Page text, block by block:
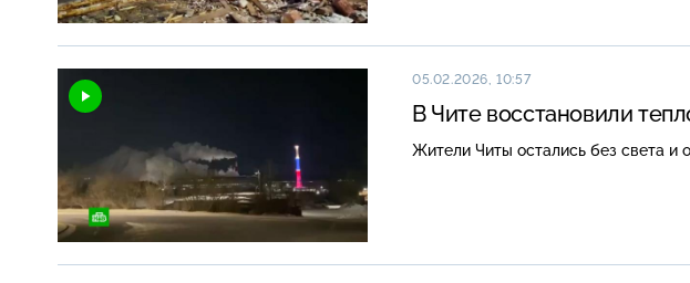
05.02.2026, 10:57
В Чите восстановили
Жители Читы остались без света и